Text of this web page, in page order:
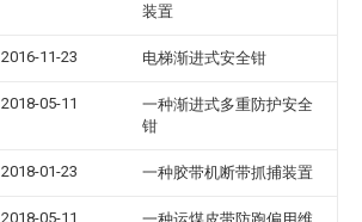
装置
2016-11-23 电梯渐进式安全钳
2018-05-11
一种渐进式多重防护安全
钳
2018-01-23 一种胶带机断带抓捕装置
2018-05-11